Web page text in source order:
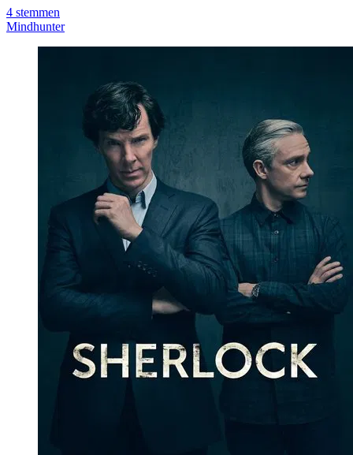
4 stemmen
Mindhunter